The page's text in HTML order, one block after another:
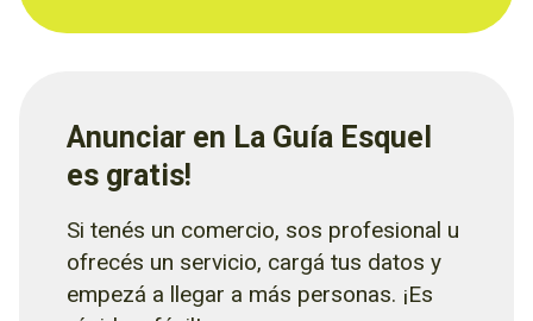
Anunciar en La Guía Esquel
es gratis!
Si tenés un comercio, sos profesional u
ofrecés un servicio, cargá tus datos y
empezá a llegar a más personas. ¡Es